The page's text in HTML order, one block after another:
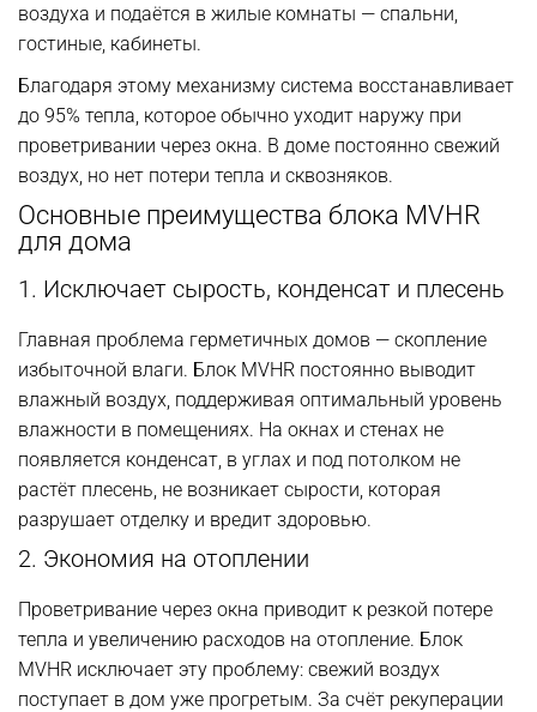
воздуха и подаётся в жилые комнаты — спальни,
гостиные, кабинеты.
Благодаря этому механизму система восстанавливает
до 95% тепла, которое обычно уходит наружу при
проветривании через окна. В доме постоянно свежий
воздух, но нет потери тепла и сквозняков.
Основные преимущества блока MVHR
для дома
1. Исключает сырость, конденсат и плесень
Главная проблема герметичных домов — скопление
избыточной влаги. Блок MVHR постоянно выводит
влажный воздух, поддерживая оптимальный уровень
влажности в помещениях. На окнах и стенах не
появляется конденсат, в углах и под потолком не
растёт плесень, не возникает сырости, которая
разрушает отделку и вредит здоровью.
2. Экономия на отоплении
Проветривание через окна приводит к резкой потере
тепла и увеличению расходов на отопление. Блок
MVHR исключает эту проблему: свежий воздух
поступает в дом уже прогретым. За счёт рекуперации